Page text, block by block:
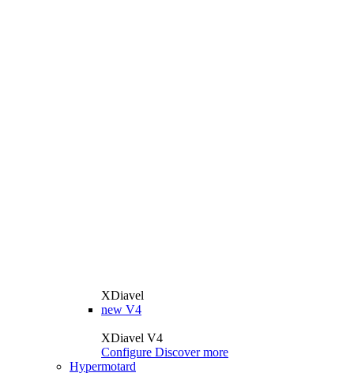
XDiavel
new V4
XDiavel V4
Configure Discover more
Hypermotard